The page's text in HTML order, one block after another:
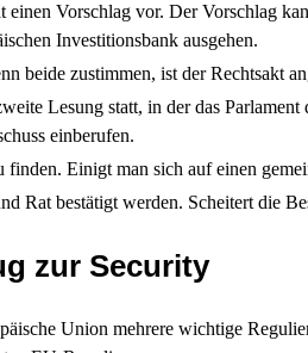
Vorschlag vor. Der Vorschlag
Investitionsbank ausgehen.
beide zustimmen, ist der Rechtsakt
Lesung statt, in der das Parlament
einberufen.
Einigt man sich auf einen
Rat bestätigt werden. Scheitert die
zur Security
Union mehrere wichtige